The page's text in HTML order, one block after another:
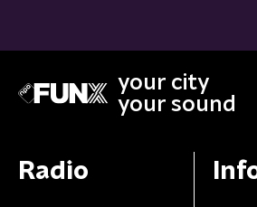
your city
your sound
Radio